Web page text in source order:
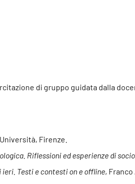
di gruppo guidata dalla
Firenze.
Riflessioni ed esperienze di
ieri. Testi e contesti on e offline, Franco